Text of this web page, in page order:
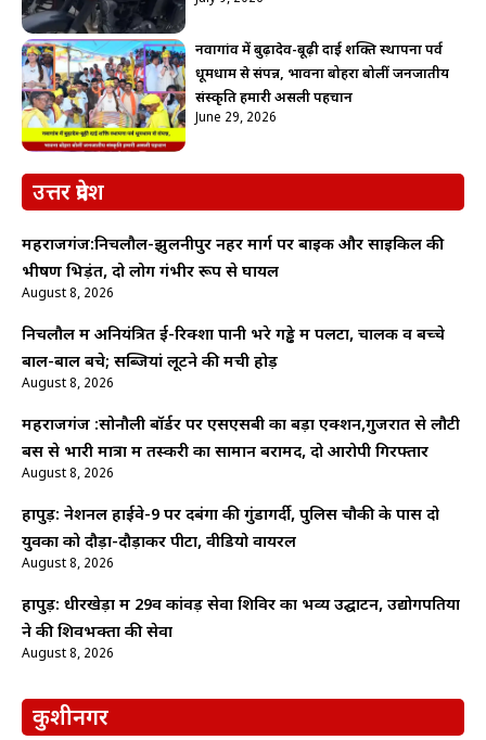
नवागांव में बुढ़ादेव-बूढ़ी दाई शक्ति स्थापना पर्व
धूमधाम से संपन्न, भावना बोहरा बोलीं जनजातीय
संस्कृति हमारी असली पहचान
June 29, 2026
उत्तर प्रदेश
महराजगंज:निचलौल-झुलनीपुर नहर मार्ग पर बाइक और साइकिल की
भीषण भिड़ंत, दो लोग गंभीर रूप से घायल
August 8, 2026
निचलौल में अनियंत्रित ई-रिक्शा पानी भरे गड्ढे में पलटा, चालक व बच्चे
बाल-बाल बचे; सब्जियां लूटने की मची होड़
August 8, 2026
महराजगंज :सोनौली बॉर्डर पर एसएसबी का बड़ा एक्शन,गुजरात से लौटी
बस से भारी मात्रा में तस्करी का सामान बरामद, दो आरोपी गिरफ्तार
August 8, 2026
हापुड़: नेशनल हाईवे-9 पर दबंगों की गुंडागर्दी, पुलिस चौकी के पास दो
युवकों को दौड़ा-दौड़ाकर पीटा, वीडियो वायरल
August 8, 2026
हापुड़: धीरखेड़ा में 29वें कांवड़ सेवा शिविर का भव्य उद्घाटन, उद्योगपतियों
ने की शिवभक्तों की सेवा
August 8, 2026
कुशीनगर